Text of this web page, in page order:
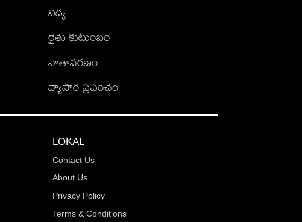
విద్య
రైతు కుటుంబం
వాతావరణం
వ్యాపార ప్రపంచం
LOKAL
Contact Us
About Us
Privacy Policy
Terms & Conditions